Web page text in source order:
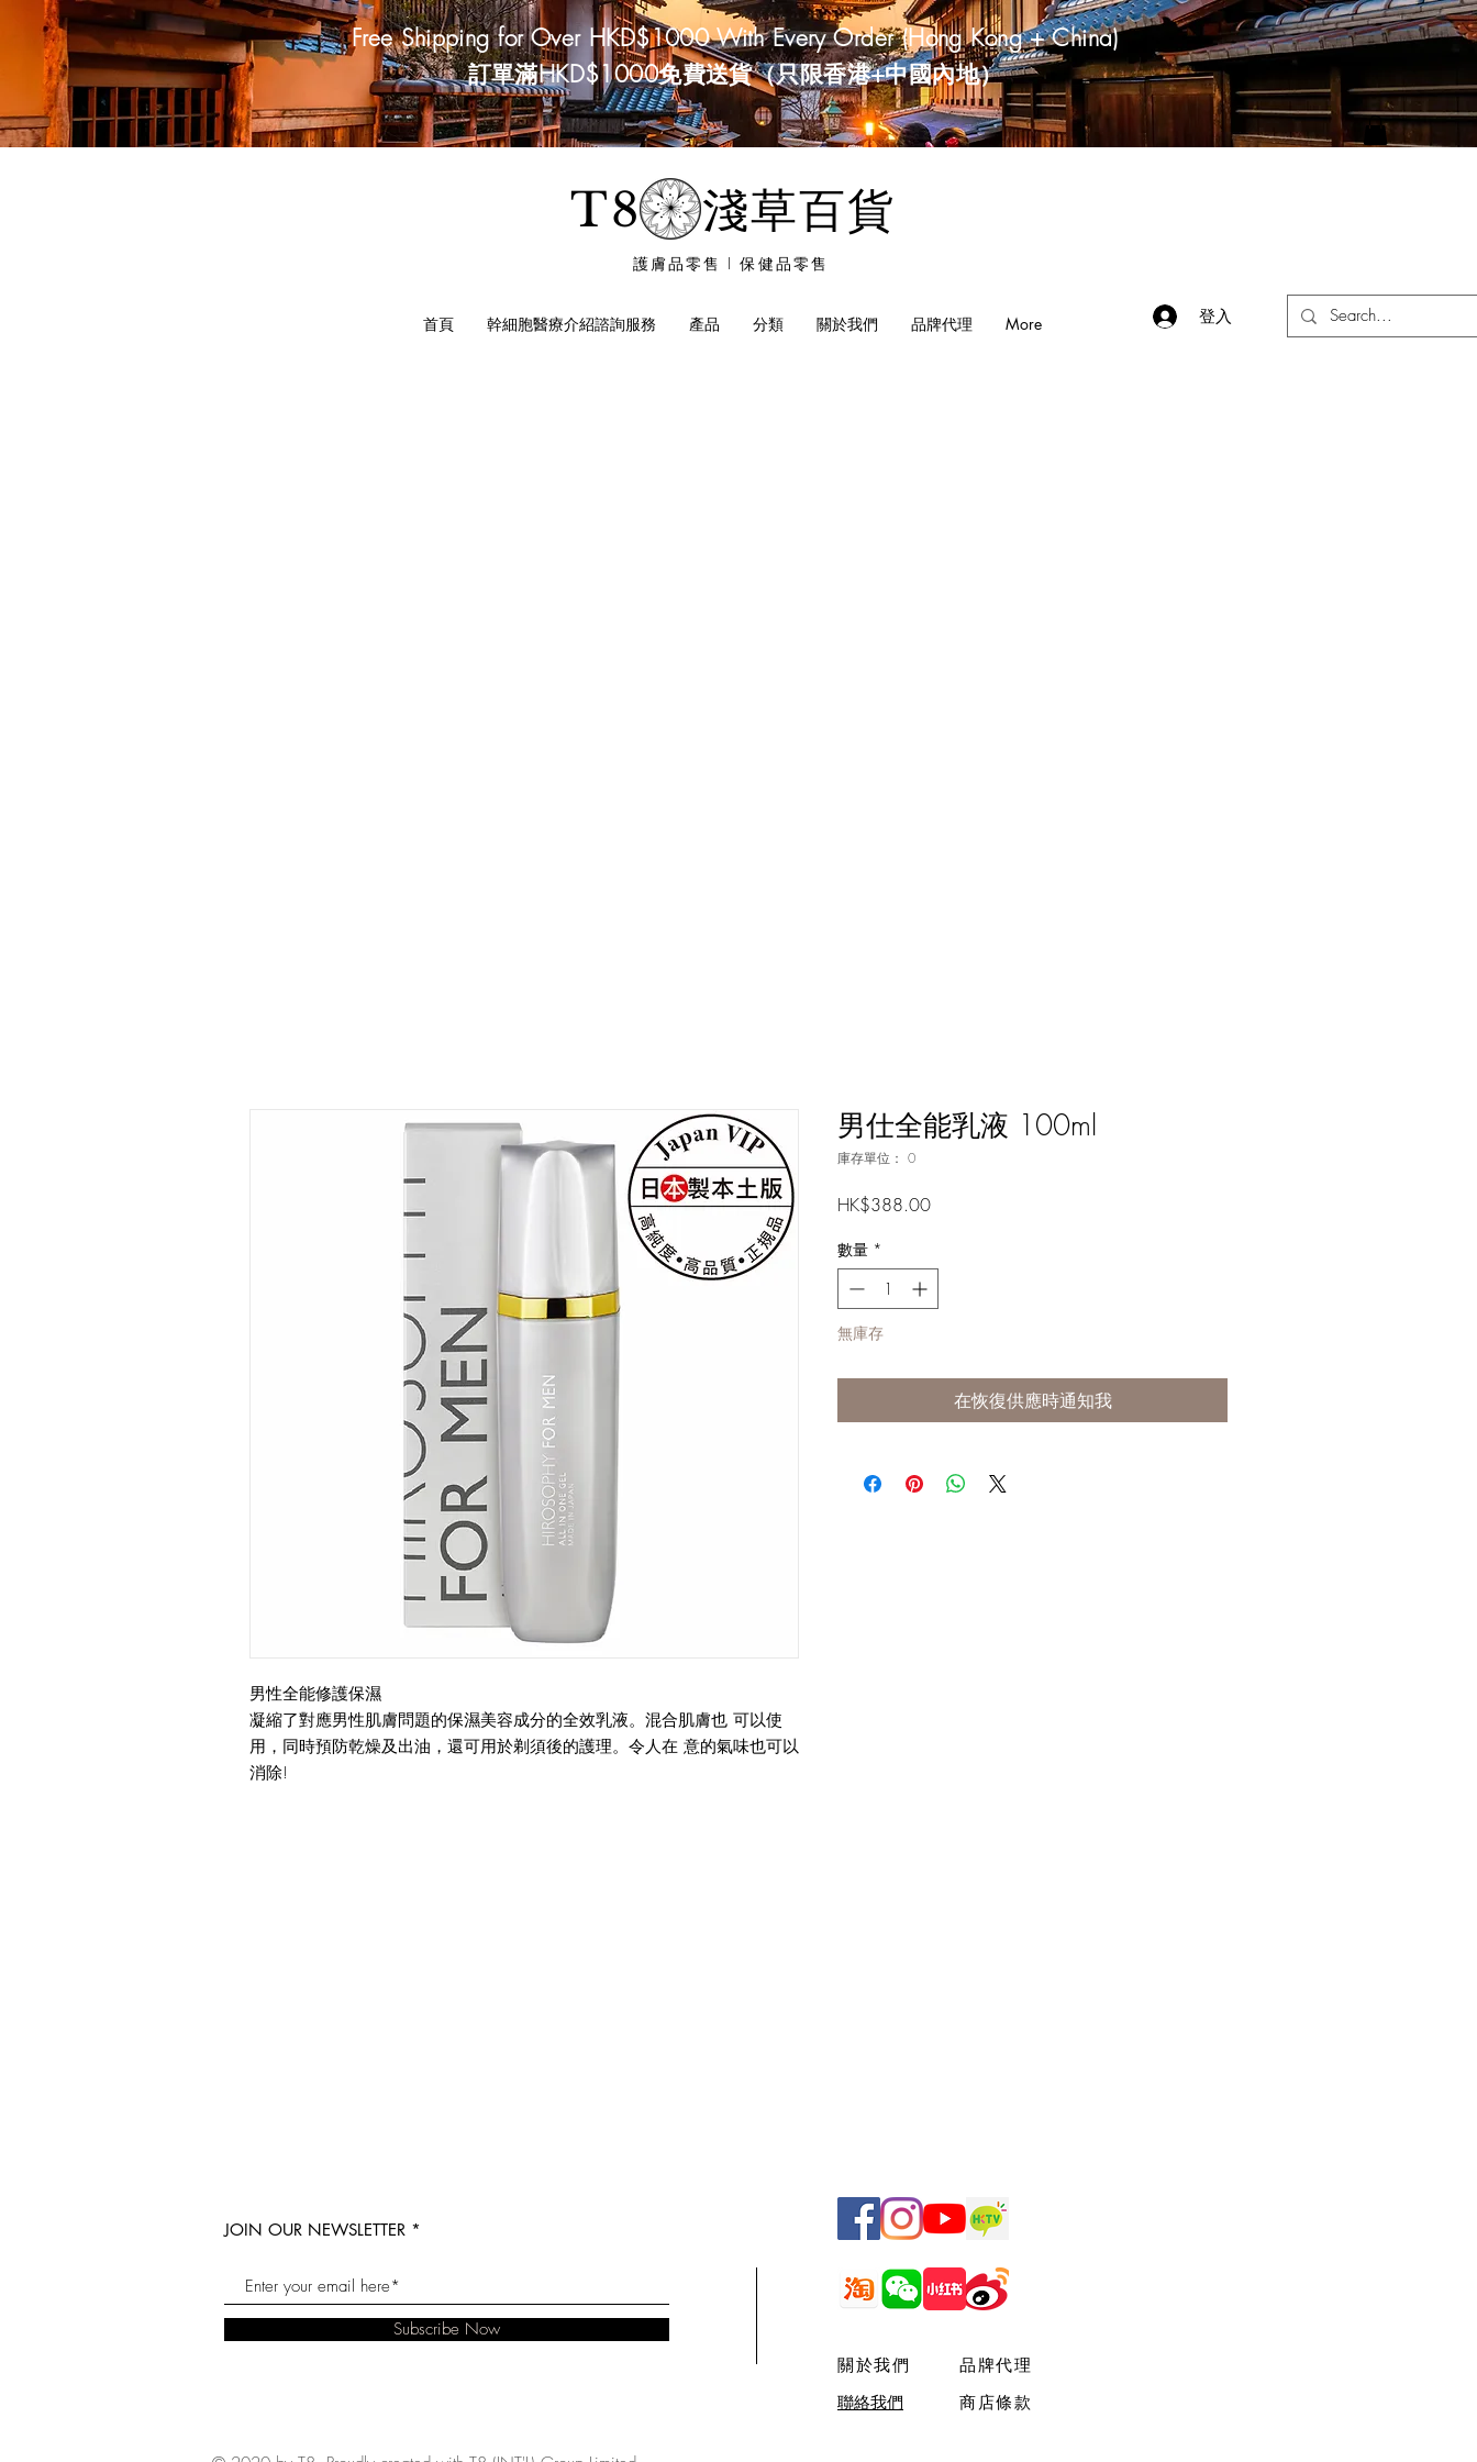
Free Shipping for Over HKD$1000 With Every Order (Hong Kong + China)
訂單滿HKD$1000免費送貨（只限香港+中國內地）
T8淺草百貨
護膚品零售 I 保健品零售
首頁 幹細胞醫療介紹諮詢服務 產品 分類 關於我們 ​品牌代理 More 登入
男性全能修護保濕
凝縮了對應男性肌膚問題的保濕美容成分的全效乳液。混合肌膚也 可以使
用，同時預防乾燥及出油，還可用於剃須後的護理。令人在 意的氣味也可以
消除!
男仕全能乳液 100ml
庫存單位： 0
HK$388.00價
數量 *
無庫存
在恢復供應時通知我
JOIN OUR NEWSLETTER
Subscribe Now
關於我們
​聯絡我們
品牌代理
商店條款